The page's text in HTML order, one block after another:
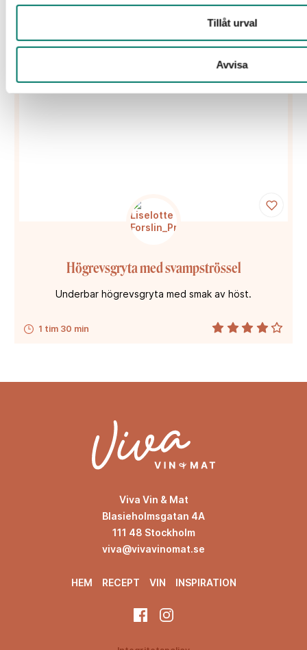
Tillåt urval
Avvisa
1 tim 30 min
Högrevsgryta med svampströssel
Underbar högrevsgryta med smak av höst.
Viva Vin & Mat
Blasieholmsgatan 4A
111 48 Stockholm
viva@vivavinomat.se
HEM RECEPT VIN INSPIRATION